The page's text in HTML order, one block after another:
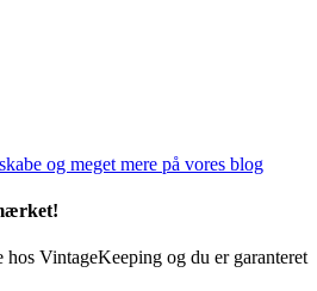
og meget mere på vores blog
VintageKeeping og du er garanteret